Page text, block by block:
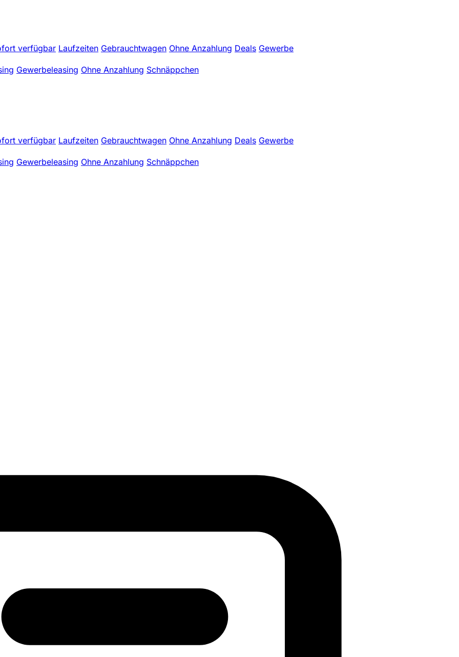
verfügbar Laufzeiten Gebrauchtwagen Ohne Anzahlung Deals Gewerbe
Gewerbeleasing Ohne Anzahlung Schnäppchen
verfügbar Laufzeiten Gebrauchtwagen Ohne Anzahlung Deals Gewerbe
Gewerbeleasing Ohne Anzahlung Schnäppchen